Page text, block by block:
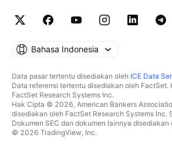
Bahasa Indonesia
Data pasar tertentu disediakan oleh ICE Data
Data referensi tertentu disediakan oleh
FactSet Research Systems Inc.
Hak Cipta © 2026, American Bankers
disediakan oleh FactSet Research Systems Inc.
Dokumen SEC dan dokumen lainnya disediakan
© 2026 TradingView, Inc.